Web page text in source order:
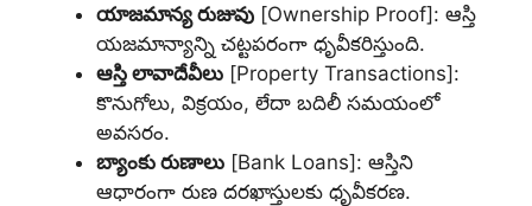
యాజమాన్య రుజువు [Ownership Proof]: ఆస్తి
యజమాన్యాన్ని చట్టపరంగా ధృవీకరిస్తుంది.
ఆస్తి లావాదేవీలు [Property Transactions]:
కొనుగోలు, విక్రయం, లేదా బదిలీ సమయంలో
అవసరం.
బ్యాంకు రుణాలు [Bank Loans]: ఆస్తిని
ఆధారంగా రుణ దరఖాస్తులకు ధృవీకరణ.